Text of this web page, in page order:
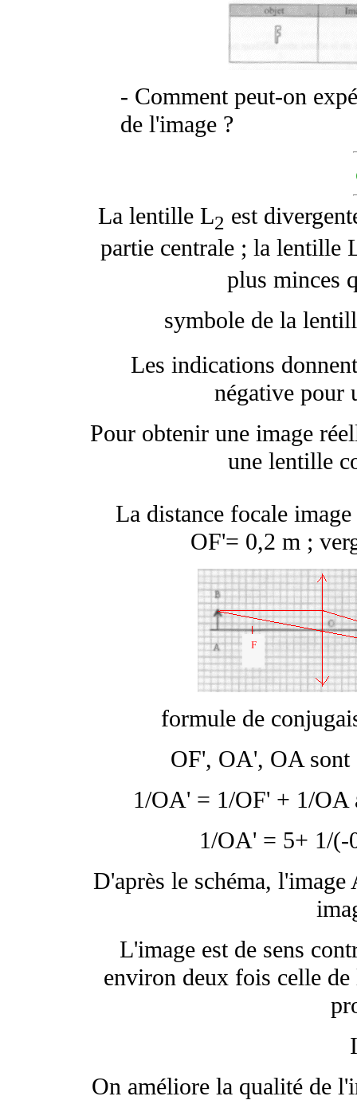
- Comment peut-on
de l'image ?
La lentille L2 est
partie centrale ; la lentille
plus minces
symbole de la
Les indications
négative pour
Pour obtenir une image
une lentille
La distance focale
OF'= 0,2 m ;
formule de
OF', OA', OA sont
1/OA' = 1/OF' + 1/OA
1/OA' = 5+ 1/
D'après le schéma,
L'image est de sens
environ deux fois celle
On améliore la qualité de